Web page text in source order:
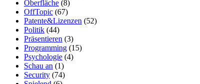
Oberfläche (8)
OffTopic (67)
Patente&Lizenzen (52)
Politik (44)
Präsentieren (3)
Programming (15)
Psychologie (4)
Schau an (1)
Security (74)